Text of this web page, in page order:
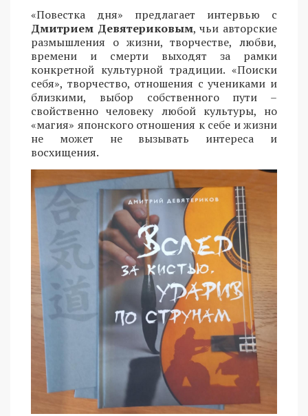
«Повестка дня» предлагает интервью с
Дмитрием Девятериковым, чьи авторские
размышления о жизни, творчестве, любви,
времени и смерти выходят за рамки
конкретной культурной традиции. «Поиски
себя», творчество, отношения с учениками и
близкими, выбор собственного пути –
свойственно человеку любой культуры, но
«магия» японского отношения к себе и жизни
не может не вызывать интереса и
восхищения.